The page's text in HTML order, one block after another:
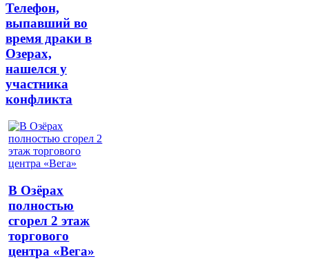
Телефон,
выпавший во
время драки в
Озерах,
нашелся у
участника
конфликта
В Озёрах
полностью
сгорел 2 этаж
торгового
центра «Вега»